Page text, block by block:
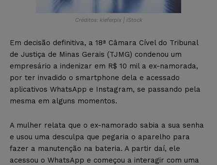
Créditos: kieferpix | iStock
Em decisão definitiva, a 18ª Câmara Cível do Tribunal
de Justiça de Minas Gerais (TJMG) condenou um
empresário a indenizar em R$ 10 mil a ex-namorada,
por ter invadido o smartphone dela e acessado
aplicativos WhatsApp e Instagram, se passando pela
mesma em alguns momentos.
A mulher relata que o ex-namorado sabia a sua senha
e usou uma desculpa que pegaria o aparelho para
fazer a manutenção na bateria. A partir daí, ele
acessou o WhatsApp e começou a interagir com uma